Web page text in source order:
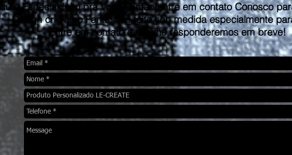
Especial feito pra Você? Então entre em contato Conosco
Design crie algo Fantástico feito sob medida especialmente
Entre em contato e nós lhe responderemos em breve!